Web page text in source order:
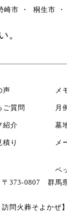
崎市 桐生市
。
声
ご質問
紹介
積り
メ
月
墓
メ
ペ
〒373-0807 群馬
問火葬そよかぜ